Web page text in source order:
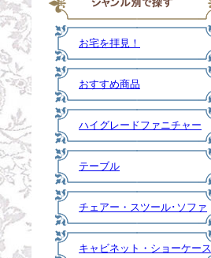
お宅を拝見！
おすすめ商品
ハイグレードファニチャー
テーブル
チェアー・スツール･ソファ
キャビネット・ショーケース